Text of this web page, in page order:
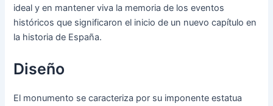
ideal y en mantener viva la memoria de los eventos
históricos que significaron el inicio de un nuevo capítulo en
la historia de España.
Diseño
El monumento se caracteriza por su imponente estatua